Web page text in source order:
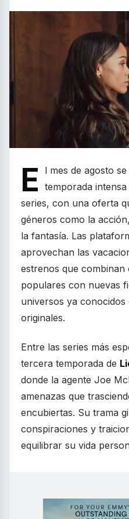
E
l mes de agosto
temporada
series, con una oferta
géneros como la
la fantasía. Las
aprovechan las
estrenos que
populares con nuevas
universos ya conocidos
originales.
Entre las series más
tercera temporada de
donde la agente Joe
amenazas que
encubiertas. Su trama
conspiraciones y
equilibrar su vida